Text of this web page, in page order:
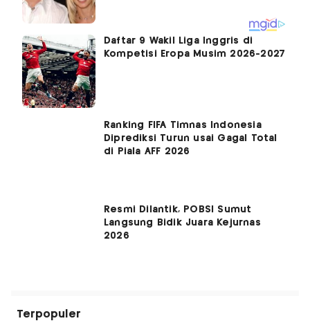
Daftar 9 Wakil Liga Inggris di
Kompetisi Eropa Musim 2026-2027
Ranking FIFA Timnas Indonesia
Diprediksi Turun usai Gagal Total
di Piala AFF 2026
Resmi Dilantik, POBSI Sumut
Langsung Bidik Juara Kejurnas
2026
Terpopuler